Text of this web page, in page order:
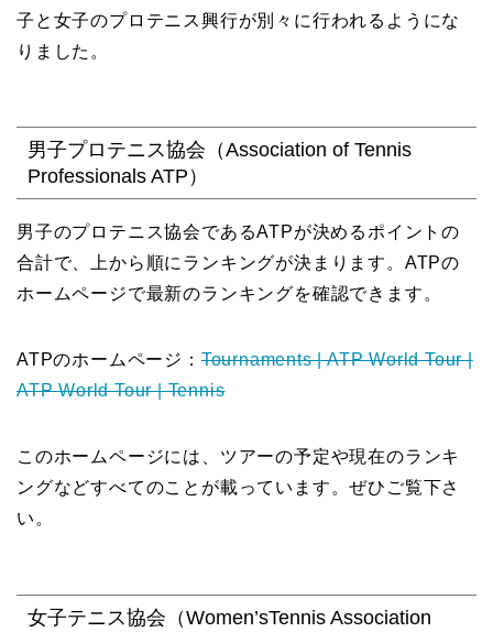
子と女子のプロテニス興行が別々に行われるようにな
りました。
男子プロテニス協会（Association of Tennis
Professionals ATP）
男子のプロテニス協会であるATPが決めるポイントの
合計で、上から順にランキングが決まります。ATPの
ホームページで最新のランキングを確認できます。
ATPのホームページ：Tournaments | ATP World Tour |
ATP World Tour | Tennis
このホームページには、ツアーの予定や現在のランキ
ングなどすべてのことが載っています。ぜひご覧下さ
い。
女子テニス協会（Women’sTennis Association